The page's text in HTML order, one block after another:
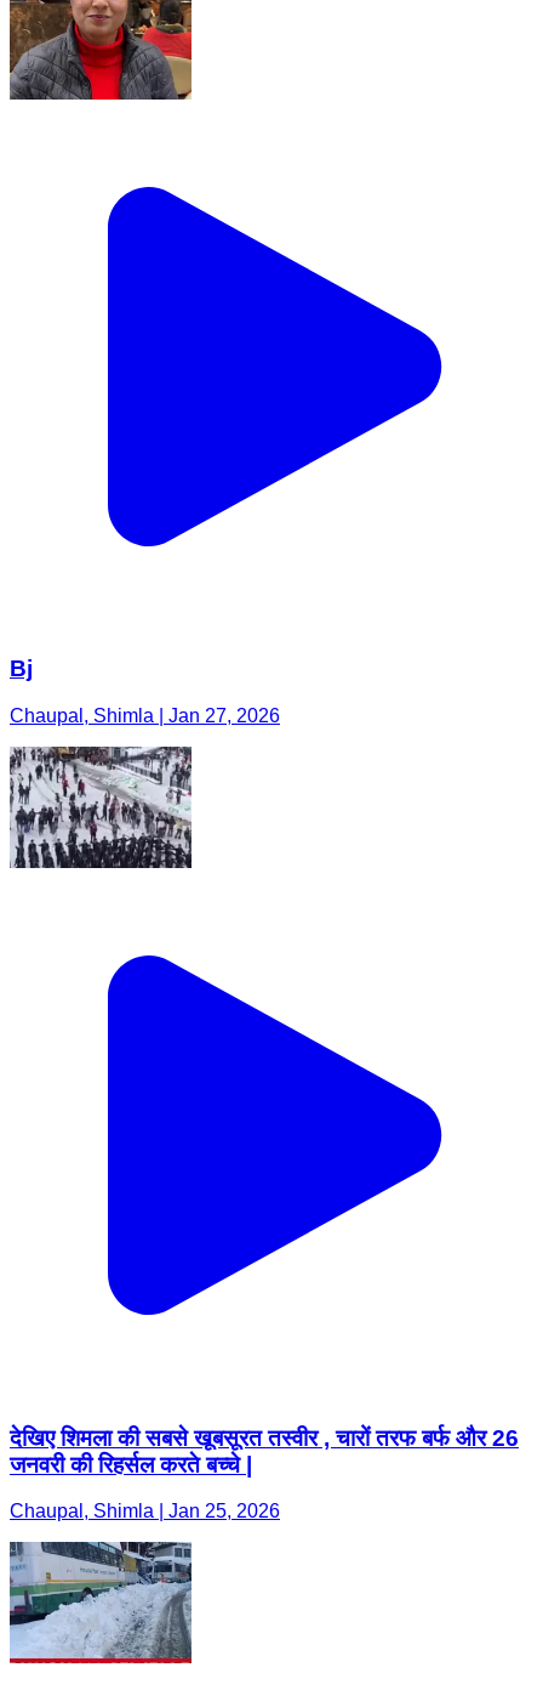
Bj
Chaupal, Shimla | Jan 27, 2026
देखिए शिमला की सबसे खूबसूरत तस्वीर , चारों तरफ बर्फ और 26
जनवरी की रिहर्सल करते बच्चे |
Chaupal, Shimla | Jan 25, 2026